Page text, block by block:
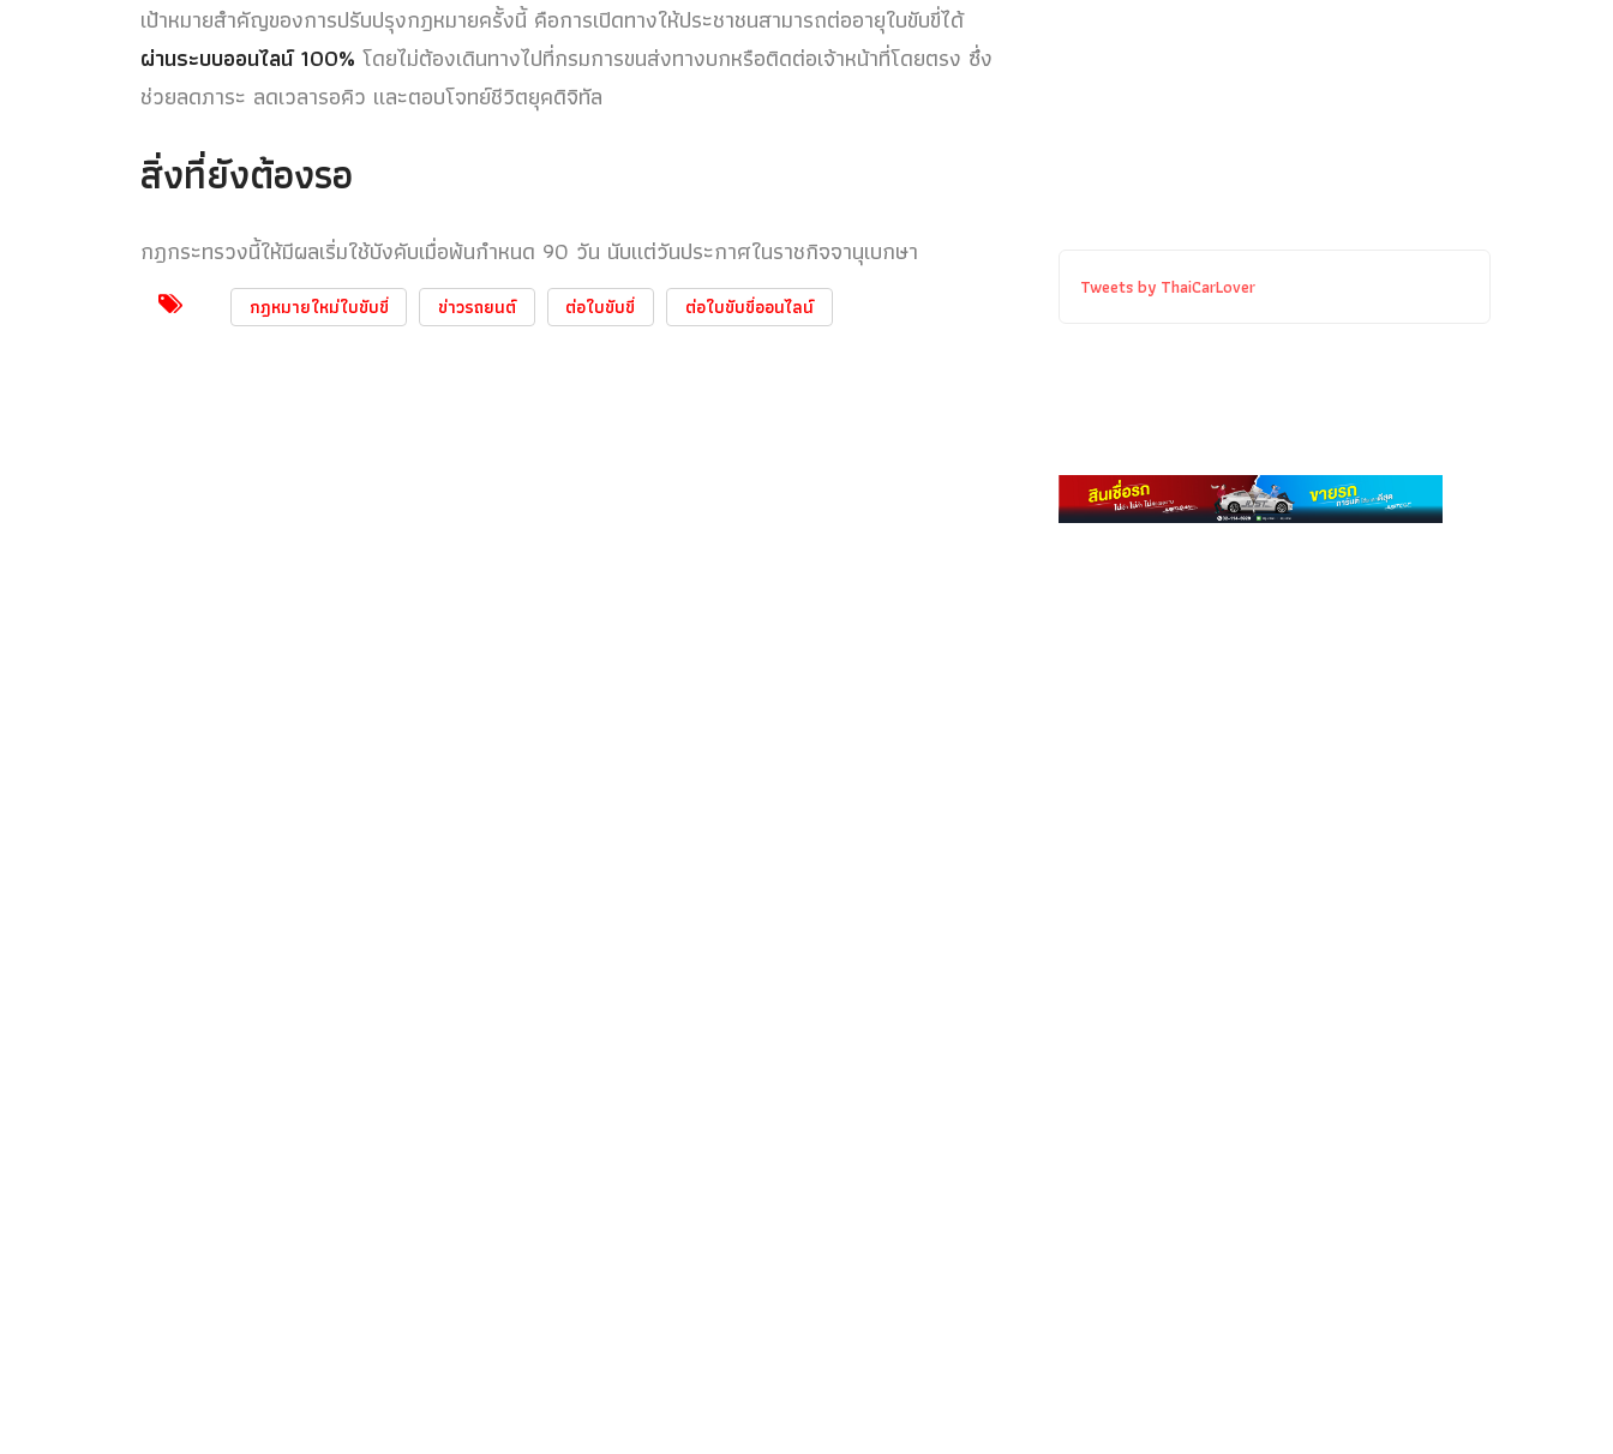
เป้าหมายสำคัญของการปรับปรุงกฎหมายครั้งนี้ คือการเปิดทางให้ประชาชนสามารถต่ออายุใบขับขี่ได้
ผ่านระบบออนไลน์ 100% โดยไม่ต้องเดินทางไปที่กรมการขนส่งทางบกหรือติดต่อเจ้าหน้าที่โดยตรง ซึ่ง
ช่วยลดภาระ ลดเวลารอคิว และตอบโจทย์ชีวิตยุคดิจิทัล
สิ่งที่ยังต้องรอ
กฎกระทรวงนี้ให้มีผลเริ่มใช้บังคับเมื่อพ้นกำหนด 90 วัน นับแต่วันประกาศในราชกิจจานุเบกษา
กฎหมายใหม่ใบขับขี่ ข่าวรถยนต์ ต่อใบขับขี่ ต่อใบขับขี่ออนไลน์
Tweets by ThaiCarLover